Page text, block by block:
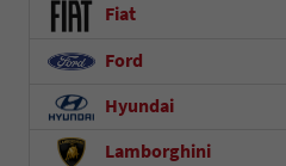
Fiat
Ford
Hyundai
Lamborghini